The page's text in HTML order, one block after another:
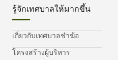
รู้จักเทศบาลให้มากขึ้น
เกี่ยวกับเทศบาลชำฆ้อ
โครงสร้างผู้บริหาร